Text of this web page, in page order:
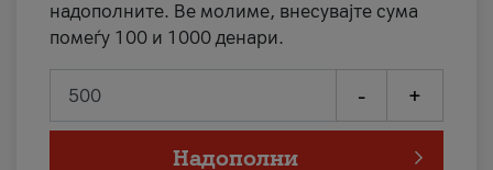
надополните. Ве молиме, внесувајте сума
помеѓу 100 и 1000 денари.
- +
Надополни